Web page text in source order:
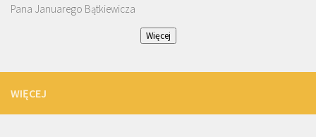
Pana Januarego Bątkiewicza
Więcej
WIĘCEJ